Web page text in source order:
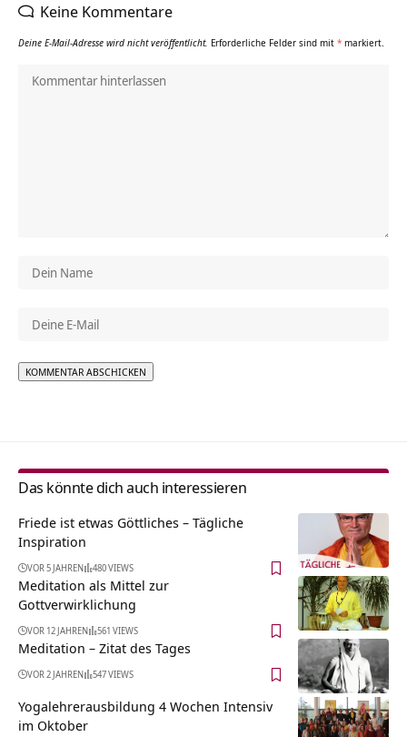
Keine Kommentare
Deine E-Mail-Adresse wird nicht veröffentlicht. Erforderliche Felder sind mit * markiert.
Das könnte dich auch interessieren
Friede ist etwas Göttliches – Tägliche
Inspiration
VOR 5 JAHREN 480 VIEWS
Meditation als Mittel zur
Gottverwirklichung
VOR 12 JAHREN 561 VIEWS
Meditation – Zitat des Tages
VOR 2 JAHREN 547 VIEWS
Yogalehrerausbildung 4 Wochen Intensiv
im Oktober